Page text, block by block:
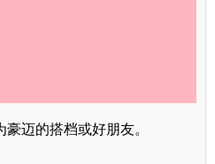
迈的搭档或好朋友。